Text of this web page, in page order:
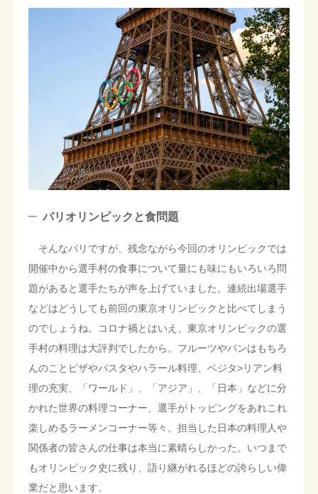
パリオリンピックと食問題
そんなパリですが、残念ながら今回のオリンピックでは
開催中から選手村の食事について量にも味にもいろいろ問
題があると選手たちが声を上げていました。連続出場選手
などはどうしても前回の東京オリンピックと比べてしまう
のでしょうね。コロナ禍とはいえ、東京オリンピックの選
手村の料理は大評判でしたから。フルーツやパンはもちろ
んのことピザやパスタやハラール料理、ベジタ>リアン料
理の充実、「ワールド」、「アジア」、「日本」などに分
かれた世界の料理コーナー、選手がトッピングをあれこれ
楽しめるラーメンコーナー等々。担当した日本の料理人や
関係者の皆さんの仕事は本当に素晴らしかった。いつまで
もオリンピック史に残り、語り継がれるほどの誇らしい偉
業だと思います。